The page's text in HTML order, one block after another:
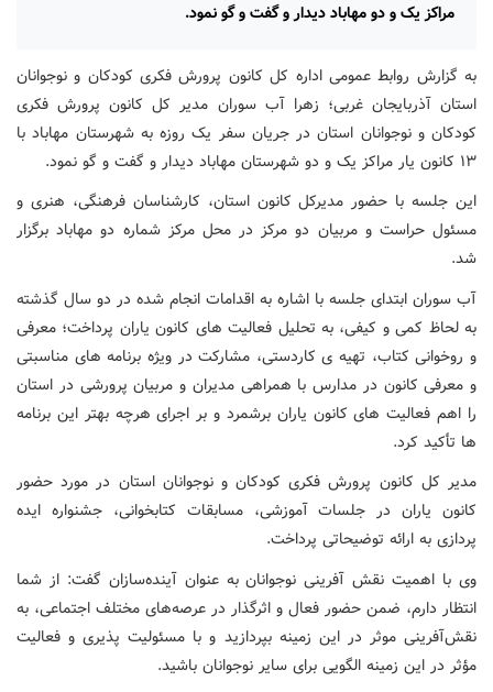
مراکز یک و دو مهاباد دیدار و گفت و گو نمود.
به گزارش روابط عمومی اداره کل کانون پرورش فکری کودکان و نوجوانان
استان آذربایجان غربی؛ زهرا آب سوران مدیر کل کانون پرورش فکری
کودکان و نوجوانان استان در جریان سفر یک روزه به شهرستان مهاباد با
۱۳ کانون یار مراکز یک و دو شهرستان مهاباد دیدار و گفت و گو نمود.
این جلسه با حضور مدیرکل کانون استان، کارشناسان فرهنگی، هنری و
مسئول حراست و مربیان دو مرکز در محل مرکز شماره دو مهاباد برگزار
شد.
آب سوران ابتدای جلسه با اشاره به اقدامات انجام شده در دو سال گذشته
به لحاظ کمی و کیفی، به تحلیل فعالیت های کانون یاران پرداخت؛ معرفی
و روخوانی کتاب، تهیه ی کاردستی، مشارکت در ویژه برنامه های مناسبتی
و معرفی کانون در مدارس با همراهی مدیران و مربیان پرورشی در استان
را اهم فعالیت های کانون یاران برشمرد و بر اجرای هرچه بهتر این برنامه
ها تأکید کرد.
مدیر کل کانون پرورش فکری کودکان و نوجوانان استان در مورد حضور
کانون یاران در جلسات آموزشی، مسابقات کتابخوانی، جشنواره ایده
پردازی به ارائه توضیحاتی پرداخت.
وی با اهمیت نقش آفرینی نوجوانان به عنوان آینده‌سازان گفت: از شما
انتظار دارم، ضمن حضور فعال و اثرگذار در عرصه‌های مختلف اجتماعی، به
نقش‌آفرینی موثر در این زمینه بپردازید و با مسئولیت پذیری و فعالیت
مؤثر در این زمینه الگویی برای سایر نوجوانان باشید.